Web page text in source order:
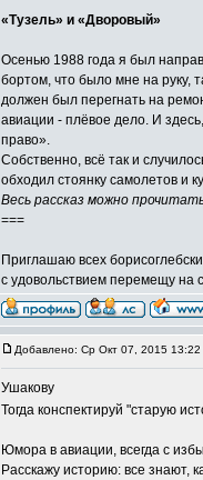
«Тузель» и «Дворовый»
Осенью 1988 года я был
бортом, что было мне на руку,
должен был перегнать на
авиации - плёвое дело. И
право».
Собственно, всё так и
обходил стоянку самолетов и
Весь рассказ можно
===
Приглашаю всех
с удовольствием перемещу на
Добавлено: Ср Окт 07, 2015 13:22
Ушакову
Тогда конспектируй "старую
Юмора в авиации, всегда с
Расскажу историю: все знают,